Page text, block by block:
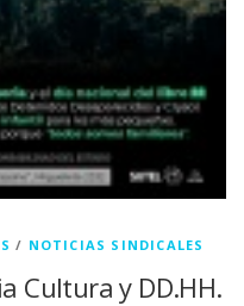
/ NOTICIAS SINDICALES
Cultura y DD.HH.